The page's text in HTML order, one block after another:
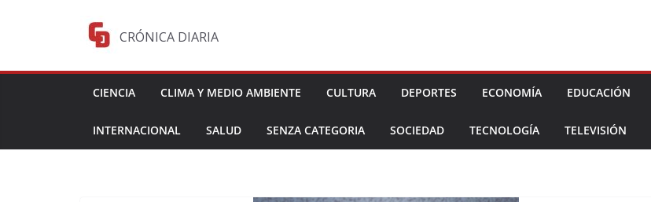
CRÓNICA DIARIA
CIENCIA CLIMA Y MEDIO AMBIENTE CULTURA DEPORTES ECONOMÍA EDUCACIÓN
INTERNACIONAL SALUD SENZA CATEGORIA SOCIEDAD TECNOLOGÍA TELEVISIÓN